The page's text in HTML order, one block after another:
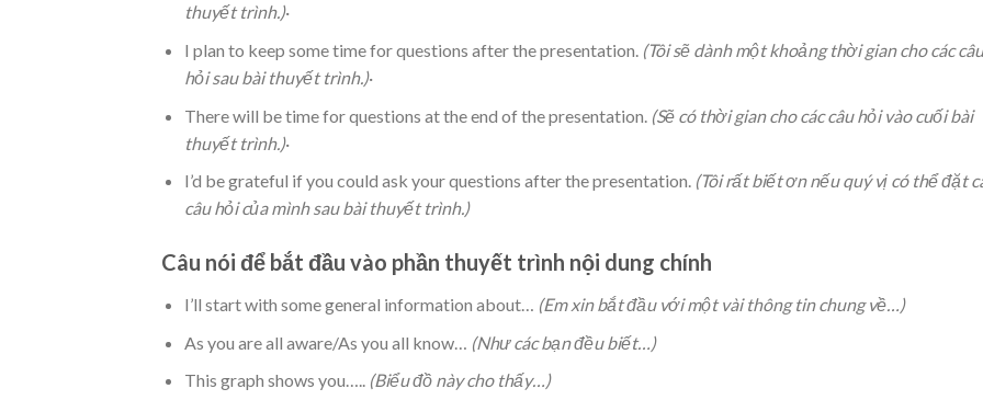
thuyết trình.)·
I plan to keep some time for questions after the presentation. (Tôi sẽ dành một khoảng thời gian cho các câu
hỏi sau bài thuyết trình.)·
There will be time for questions at the end of the presentation. (Sẽ có thời gian cho các câu hỏi vào cuối bài
thuyết trình.)·
I’d be grateful if you could ask your questions after the presentation.(Tôi rất biết ơn nếu quý vị có thể đặt
câu hỏi của mình sau bài thuyết trình.)
Câu nói để bắt đầu vào phần thuyết trình nội dung chính
I’ll start with some general information about… (Em xin bắt đầu với một vài thông tin chung về…)
As you are all aware/As you all know…
(Như các bạn đều biết…)
This graph shows you….. (Biểu đồ này cho thấy…)